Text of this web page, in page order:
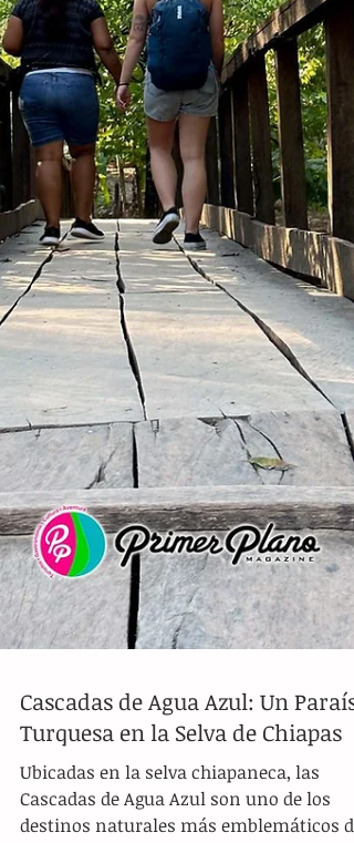
Cascadas de Agua Azul: Un Paraíso
Turquesa en la Selva de Chiapas